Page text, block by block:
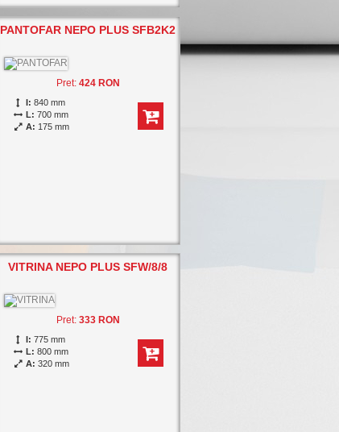
PANTOFAR NEPO PLUS SFB2K2
Pret:424 RON
I: 840 mm
L: 700 mm
A: 175 mm
VITRINA NEPO PLUS SFW/8/8
Pret:333 RON
I: 775 mm
L: 800 mm
A: 320 mm